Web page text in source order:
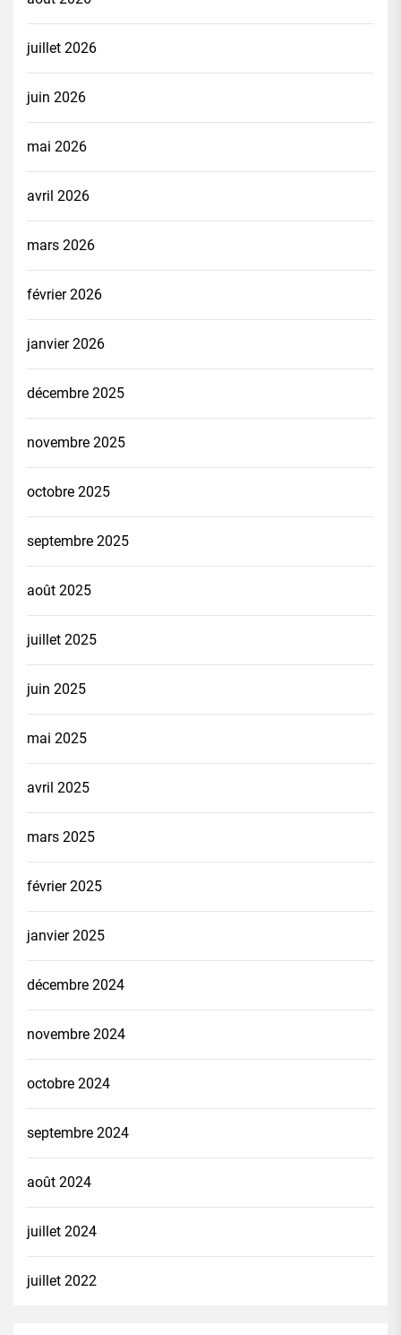
juillet 2026
juin 2026
mai 2026
avril 2026
mars 2026
février 2026
janvier 2026
décembre 2025
novembre 2025
octobre 2025
septembre 2025
août 2025
juillet 2025
juin 2025
mai 2025
avril 2025
mars 2025
février 2025
janvier 2025
décembre 2024
novembre 2024
octobre 2024
septembre 2024
août 2024
juillet 2024
juillet 2022